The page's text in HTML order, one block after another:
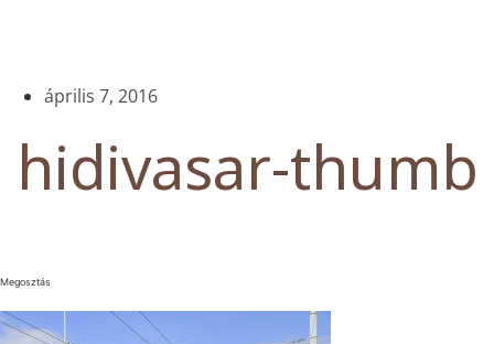
április 7, 2016
hidivasar-thumb
Megosztás